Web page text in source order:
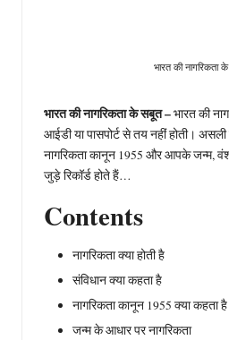
भारत की नागरिकता
भारत की नागरिकता के सबूत –भारत की
आईडी या पासपोर्ट से तय नहीं होती।
नागरिकता कानून 1955 और आपके जन्म,
जुड़े रिकॉर्ड होते हैं…
Contents
नागरिकता क्या होती है
संविधान क्या कहता है
नागरिकता कानून 1955 क्या कहता है
जन्म के आधार पर नागरिकता